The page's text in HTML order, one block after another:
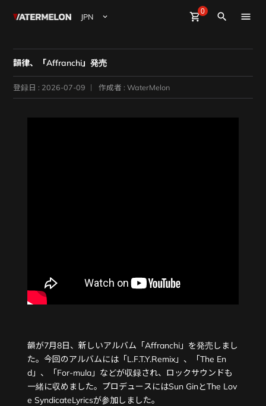
shopping_cart0
close
Watermelon Sign Up
ビート購入
ビート販売
search
韻律、「Affranchi」発売
登録日 : 2026-07-09 作成者 : WaterMelon
韻が7月8日、新しいアルバム「Affranchi」を発売しまし
た。今回のアルバムには「L.F.T.Y.Remix」、「The En
d」、「For-mula」などが収録され、ロックサウンドも
一緒に収めました。プロデュースにはSun GinとThe Lov
e SyndicateLyricsが参加しました。